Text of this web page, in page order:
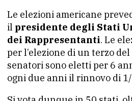
Le elezioni americane
il presidente degli Stati
dei Rappresentanti. Le
per l’elezione di un terzo del
senatori sono eletti per 6
ogni due anni il rinnovo di 1/